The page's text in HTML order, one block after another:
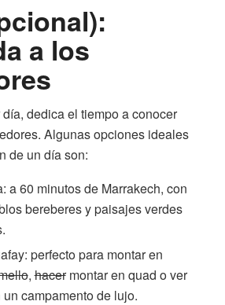
a los
dedica el tiempo a conocer
Algunas opciones ideales
de un día son:
a 60 minutos de Marrakech, con
bereberes y paisajes verdes
perfecto para montar en
,hacermontar en quad o ver
campamento de lujo.